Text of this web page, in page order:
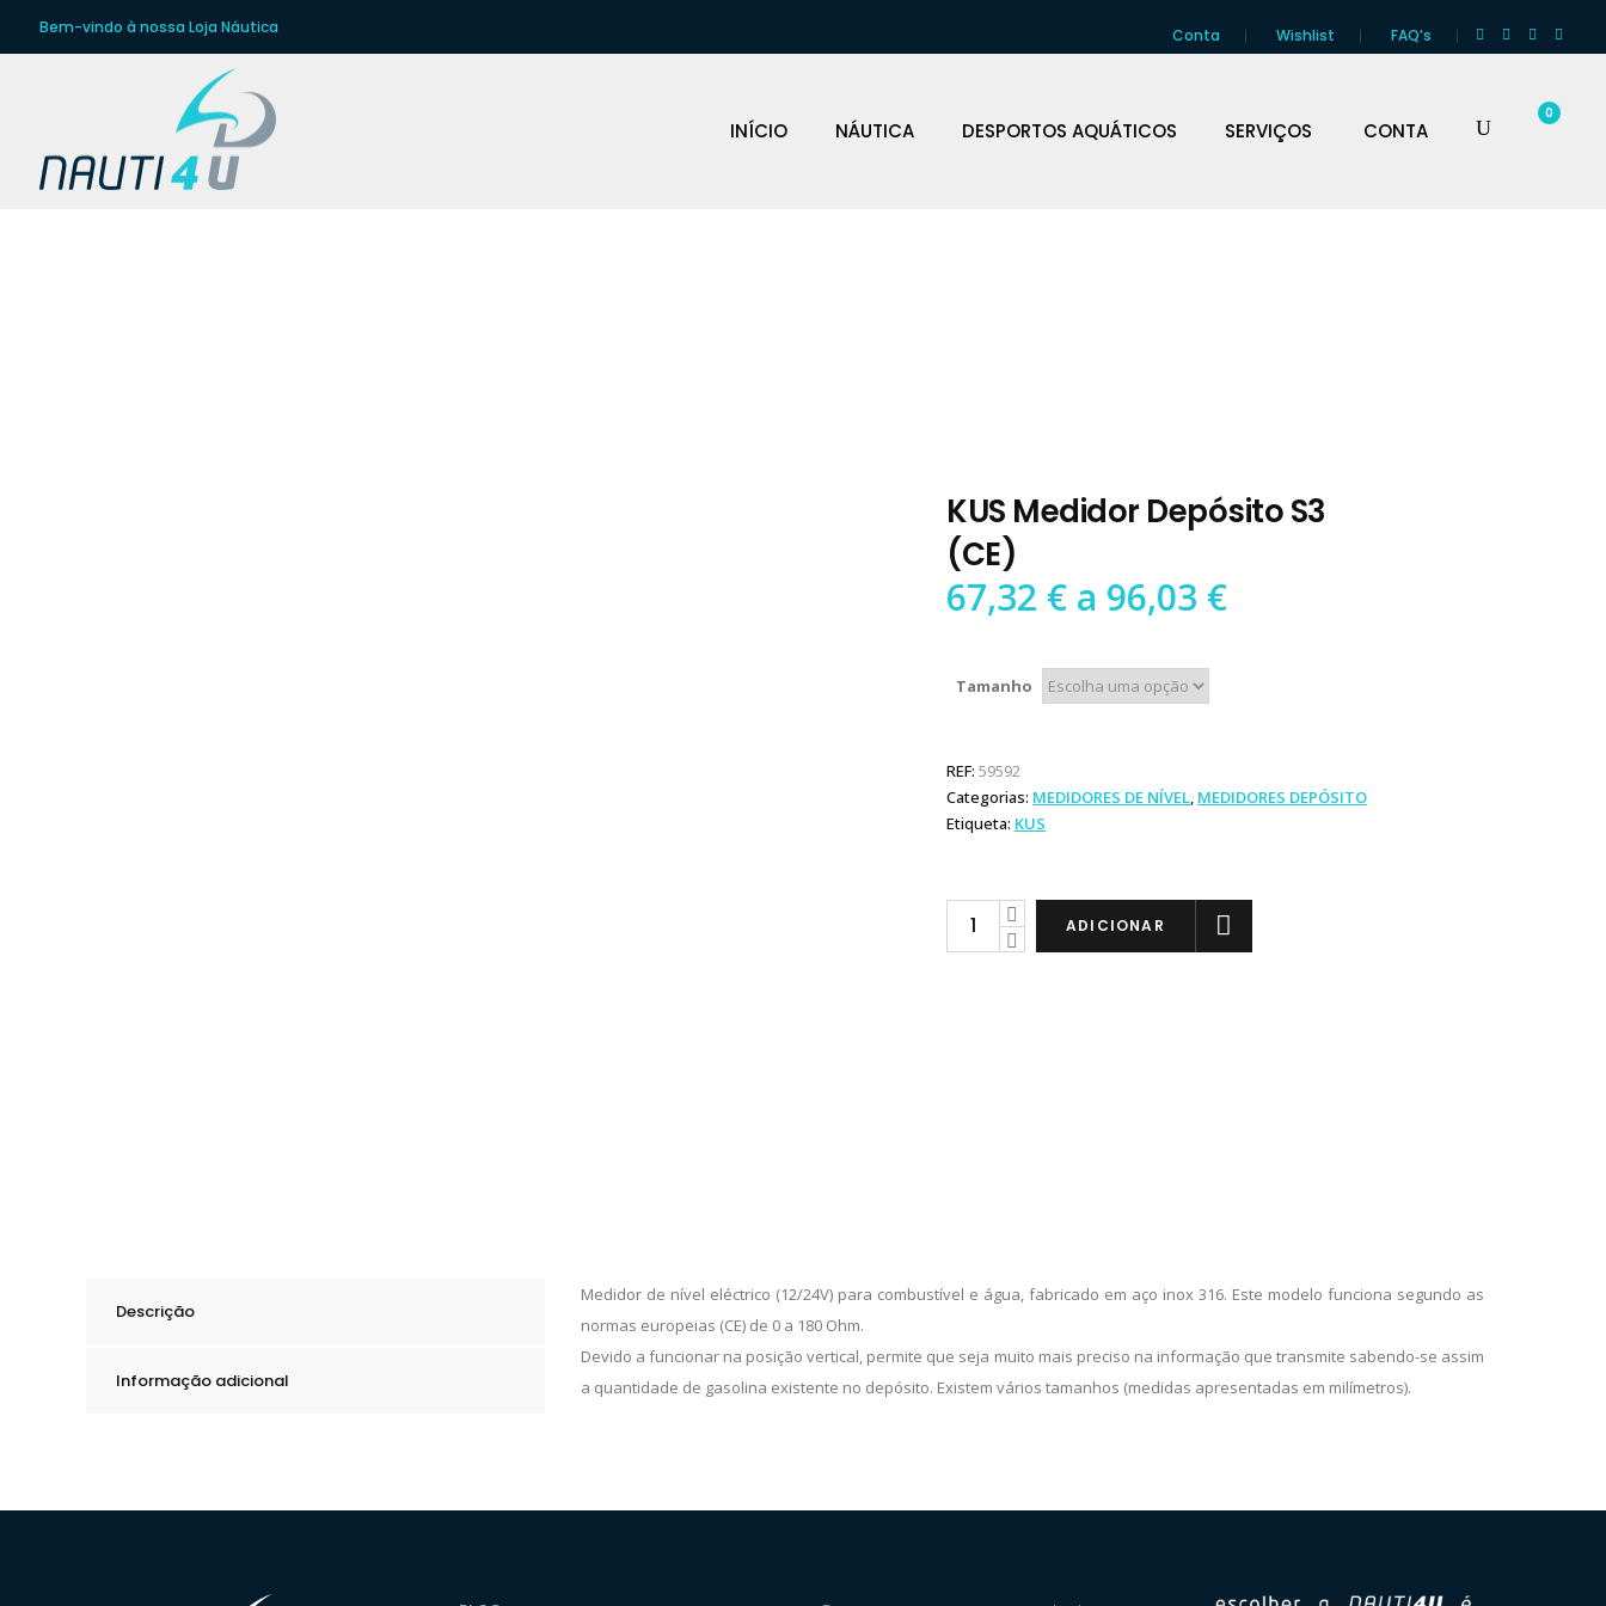
Bem-vindo à nossa Loja Náutica Conta Wishlist FAQ’s
INÍCIO NÁUTICA DESPORTOS AQUÁTICOS SERVIÇOS CONTA
0
KUS Medidor Depósito S3
(CE)
67,32 € a 96,03 €Preço
Tamanho
REF: 59592
Categorias: MEDIDORES DE NÍVEL, MEDIDORES DEPÓSITO
Etiqueta: KUS
KUS
ADICIONAR
Descrição
Informação adicional
Medidor de nível eléctrico (12/24V) para combustível e água, fabricado em aço inox 316. Este modelo funciona segundo as
normas europeias (CE) de 0 a 180 Ohm.
Devido a funcionar na posição vertical, permite que seja muito mais preciso na informação que transmite sabendo-se assim
a quantidade de gasolina existente no depósito. Existem vários tamanhos (medidas apresentadas em milímetros).